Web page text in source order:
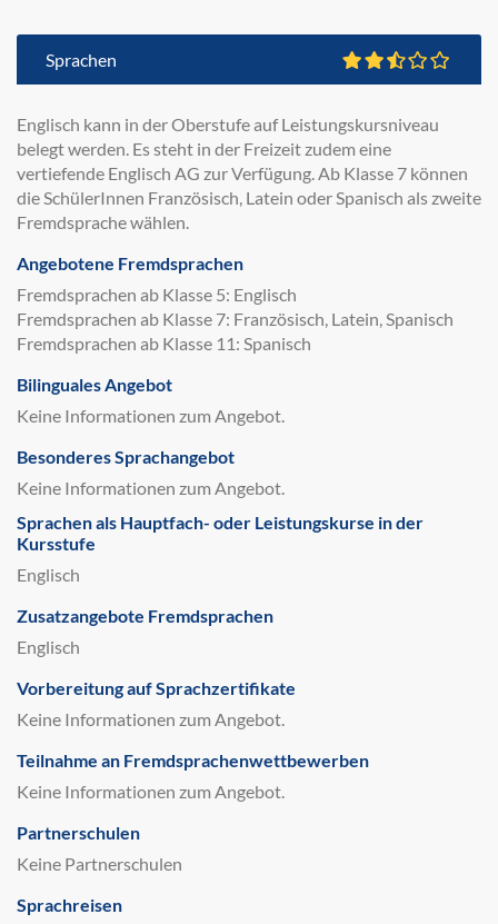
Sprachen
Englisch kann in der Oberstufe auf Leistungskursniveau
belegt werden. Es steht in der Freizeit zudem eine
vertiefende Englisch AG zur Verfügung. Ab Klasse 7 können
die SchülerInnen Französisch, Latein oder Spanisch als zweite
Fremdsprache wählen.
Angebotene Fremdsprachen
Fremdsprachen ab Klasse 5: Englisch
Fremdsprachen ab Klasse 7: Französisch, Latein, Spanisch
Fremdsprachen ab Klasse 11: Spanisch
Bilinguales Angebot
Keine Informationen zum Angebot.
Besonderes Sprachangebot
Keine Informationen zum Angebot.
Sprachen als Hauptfach- oder Leistungskurse in der
Kursstufe
Englisch
Zusatzangebote Fremdsprachen
Englisch
Vorbereitung auf Sprachzertifikate
Keine Informationen zum Angebot.
Teilnahme an Fremdsprachenwettbewerben
Keine Informationen zum Angebot.
Partnerschulen
Keine Partnerschulen
Sprachreisen